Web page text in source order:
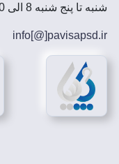
شنبه تا پنج شنبه 8 الی 20:
info[@]pavisapsd.ir